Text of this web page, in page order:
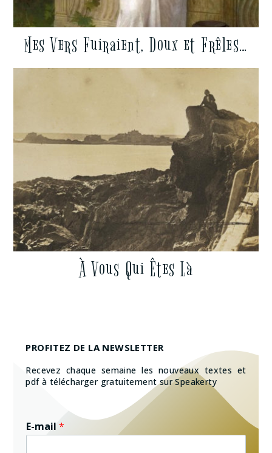
Mes Vers Fuiraient, Doux et Frêles…
À Vous Qui Êtes Là
PROFITEZ DE LA NEWSLETTER
Recevez chaque semaine les nouveaux textes et
pdf à télécharger gratuitement sur Speakerty
E-mail*